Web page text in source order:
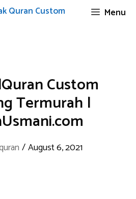
Menu
Custom
Termurah |
/August 6, 2021